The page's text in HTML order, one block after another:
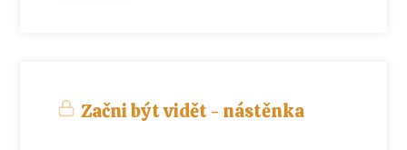
Začni být vidět - nástěnka